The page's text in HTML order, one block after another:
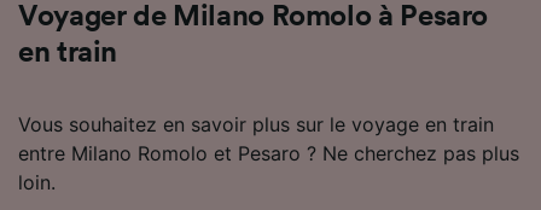
Voyager de Milano Romolo à Pesaro
en train
Vous souhaitez en savoir plus sur le voyage en train
entre Milano Romolo et Pesaro ? Ne cherchez pas plus
loin.